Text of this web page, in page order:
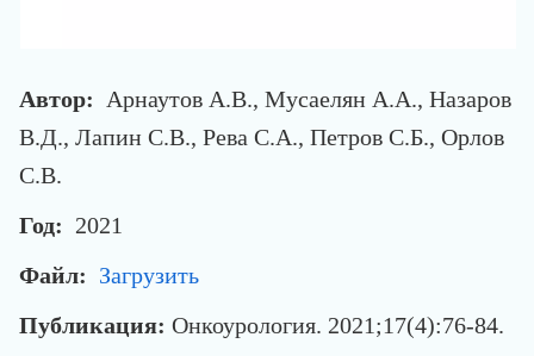
Автор: Арнаутов А.В., Мусаелян А.А., Назаров
В.Д., Лапин С.В., Рева С.А., Петров С.Б., Орлов
С.В.
Год: 2021
Файл: Загрузить
Публикация: Онкоурология. 2021;17(4):76-84.